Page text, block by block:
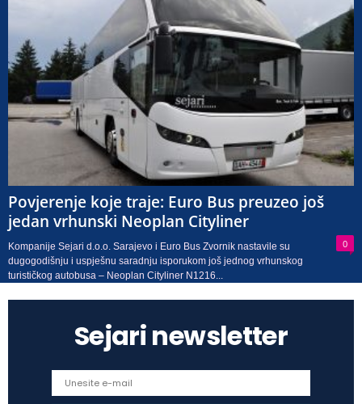
Povjerenje koje traje: Euro Bus preuzeo još
jedan vrhunski Neoplan Cityliner
0
Kompanije Sejari d.o.o. Sarajevo i Euro Bus Zvornik nastavile su
dugogodišnju i uspješnu saradnju isporukom još jednog vrhunskog
turističkog autobusa – Neoplan Cityliner N1216...
Sejari newsletter